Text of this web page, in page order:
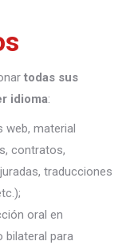
todas sus
idioma:
web, material
contratos,
traducciones
oral en
bilateral para